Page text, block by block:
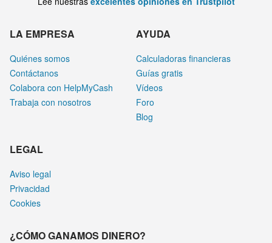
LA EMPRESA
Quiénes somos
Contáctanos
Colabora con HelpMyCash
Trabaja con nosotros
AYUDA
Calculadoras financieras
Guías gratis
Vídeos
Foro
Blog
LEGAL
Aviso legal
Privacidad
Cookies
¿CÓMO GANAMOS DINERO?